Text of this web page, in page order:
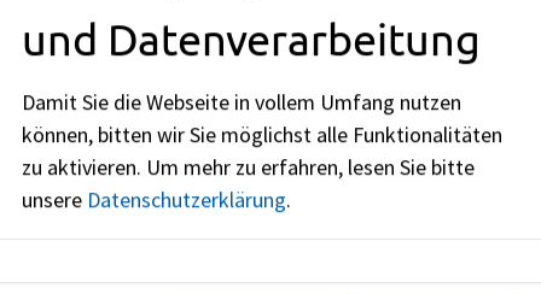
Dienstag
Mittwoch:
08:00-12:00 Uhr
Donnerstag:
08:00-14:00Uhr
08:00-12:00Uhr
und Datenverarbeitung
Damit Sie die Webseite in vollem Umfang nutzen
können, bitten wir Sie möglichst alle Funktionalitäten
zu aktivieren. Um mehr zu erfahren, lesen Sie bitte
unsere Datenschutzerklärung.